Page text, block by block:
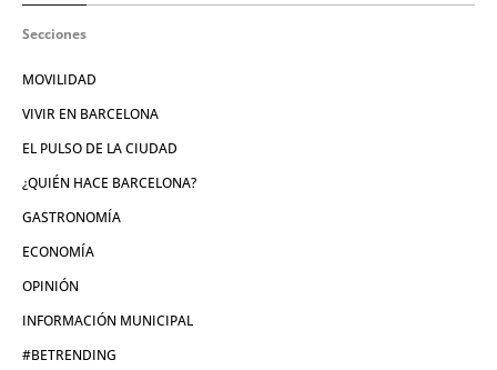
Secciones
MOVILIDAD
VIVIR EN BARCELONA
EL PULSO DE LA CIUDAD
¿QUIÉN HACE BARCELONA?
GASTRONOMÍA
ECONOMÍA
OPINIÓN
INFORMACIÓN MUNICIPAL
#BETRENDING